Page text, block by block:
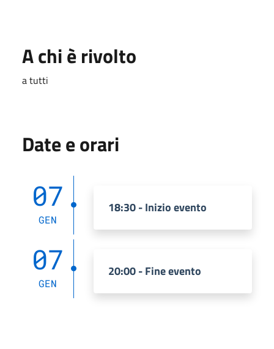
A chi è rivolto
a tutti
Date e orari
07
GEN
18:30 - Inizio evento
07
GEN
20:00 - Fine evento